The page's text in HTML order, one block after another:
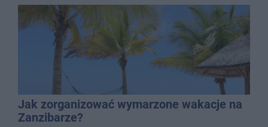
Jak zorganizować wymarzone wakacje na
Zanzibarze?